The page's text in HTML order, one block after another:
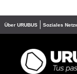
Über URUBUS Soziales